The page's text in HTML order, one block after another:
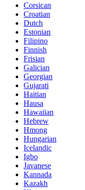
Corsican
Croatian
Dutch
Estonian
Filipino
Finnish
Frisian
Galician
Georgian
Gujarati
Haitian
Hausa
Hawaiian
Hebrew
Hmong
Hungarian
Icelandic
Igbo
Javanese
Kannada
Kazakh